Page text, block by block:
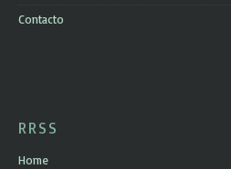
Contacto
RRSS
Home